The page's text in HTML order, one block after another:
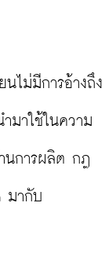
ไม่มีการอ้างถึง
มาใช้ในความ
นการผลิต กฎ
มากับ